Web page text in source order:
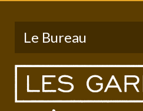
Le Bureau